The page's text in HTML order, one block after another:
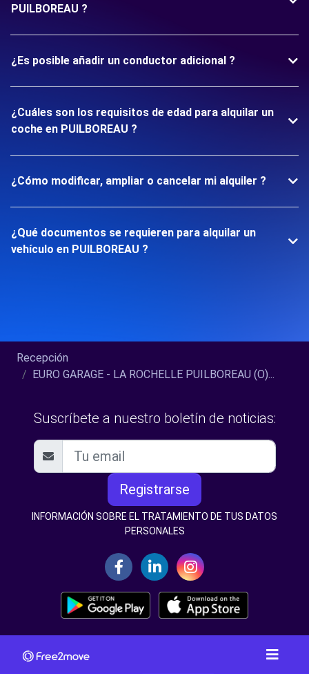
PUILBOREAU ?
¿Es posible añadir un conductor adicional ?
¿Cuáles son los requisitos de edad para alquilar un
coche en PUILBOREAU ?
¿Cómo modificar, ampliar o cancelar mi alquiler ?
¿Qué documentos se requieren para alquilar un
vehículo en PUILBOREAU ?
Recepción
EURO GARAGE - LA ROCHELLE PUILBOREAU (O)...
Suscríbete a nuestro boletín de noticias:
Registrarse
INFORMACIÓN SOBRE EL TRATAMIENTO DE TUS DATOS
PERSONALES